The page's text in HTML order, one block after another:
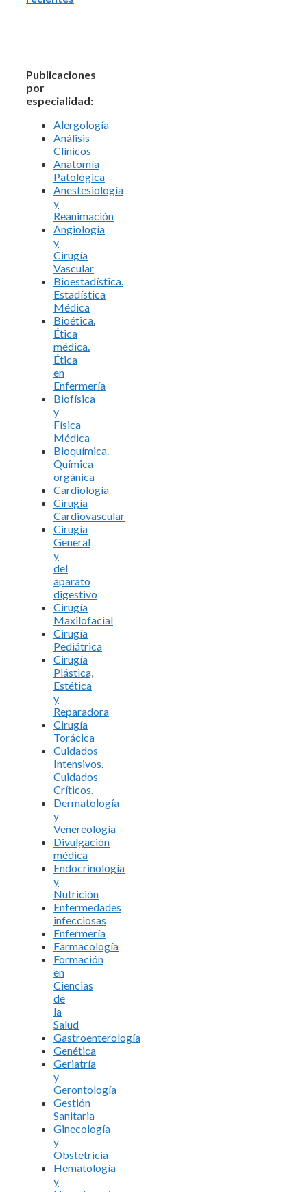
Publicaciones
por
especialidad:
Alergología
Análisis
Clínicos
Anatomía
Patológica
Anestesiología
y
Reanimación
Angiología
y
Cirugía
Vascular
Bioestadística.
Estadística
Médica
Bioética.
Ética
médica.
Ética
en
Enfermería
Biofísica
y
Física
Médica
Bioquímica.
Química
orgánica
Cardiología
Cirugía
Cardiovascular
Cirugía
General
y
del
aparato
digestivo
Cirugía
Maxilofacial
Cirugía
Pediátrica
Cirugía
Plástica,
Estética
y
Reparadora
Cirugía
Torácica
Cuidados
Intensivos.
Cuidados
Críticos.
Dermatología
y
Venereología
Divulgación
médica
Endocrinología
y
Nutrición
Enfermedades
infecciosas
Enfermería
Farmacología
Formación
en
Ciencias
de
la
Salud
Gastroenterología
Genética
Geriatría
y
Gerontología
Gestión
Sanitaria
Ginecología
y
Obstetricia
Hematología
y